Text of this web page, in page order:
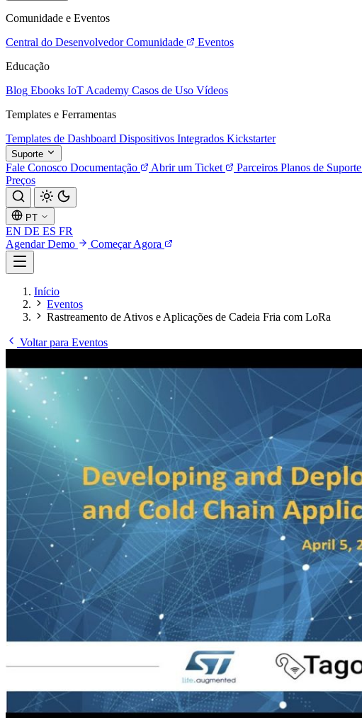
Comunidade e Eventos
Central do Desenvolvedor Comunidade
Eventos
Educação
Blog Ebooks IoT Academy Casos de Uso Vídeos
Templates e Ferramentas
Templates de Dashboard Dispositivos Integrados Kickstarter
Suporte
Fale Conosco Documentação Abrir um Ticket Parceiros Planos de Suporte
Preços
PT
EN DE ES FR
Agendar Demo
Começar Agora
Início
Eventos
Rastreamento de Ativos e Aplicações de Cadeia Fria com LoRa
Voltar para Eventos